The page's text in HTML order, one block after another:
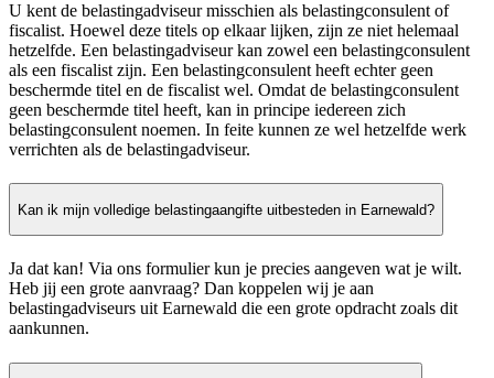
U kent de belastingadviseur misschien als belastingconsulent of
fiscalist. Hoewel deze titels op elkaar lijken, zijn ze niet helemaal
hetzelfde. Een belastingadviseur kan zowel een belastingconsulent
als een fiscalist zijn. Een belastingconsulent heeft echter geen
beschermde titel en de fiscalist wel. Omdat de belastingconsulent
geen beschermde titel heeft, kan in principe iedereen zich
belastingconsulent noemen. In feite kunnen ze wel hetzelfde werk
verrichten als de belastingadviseur.
Kan ik mijn volledige belastingaangifte uitbesteden in Earnewald?
Ja dat kan! Via ons formulier kun je precies aangeven wat je wilt.
Heb jij een grote aanvraag? Dan koppelen wij je aan
belastingadviseurs uit Earnewald die een grote opdracht zoals dit
aankunnen.